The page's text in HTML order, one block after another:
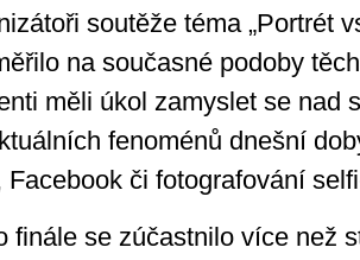
soutěže téma „Portrét
na současné podoby
měli úkol zamyslet se nad
fenoménů dnešní
Facebook či fotografování
finále se zúčastnilo více než